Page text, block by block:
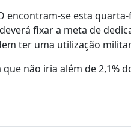
encontram-se esta
fixar a meta de
ter uma utilização
não iria além de 2,1%